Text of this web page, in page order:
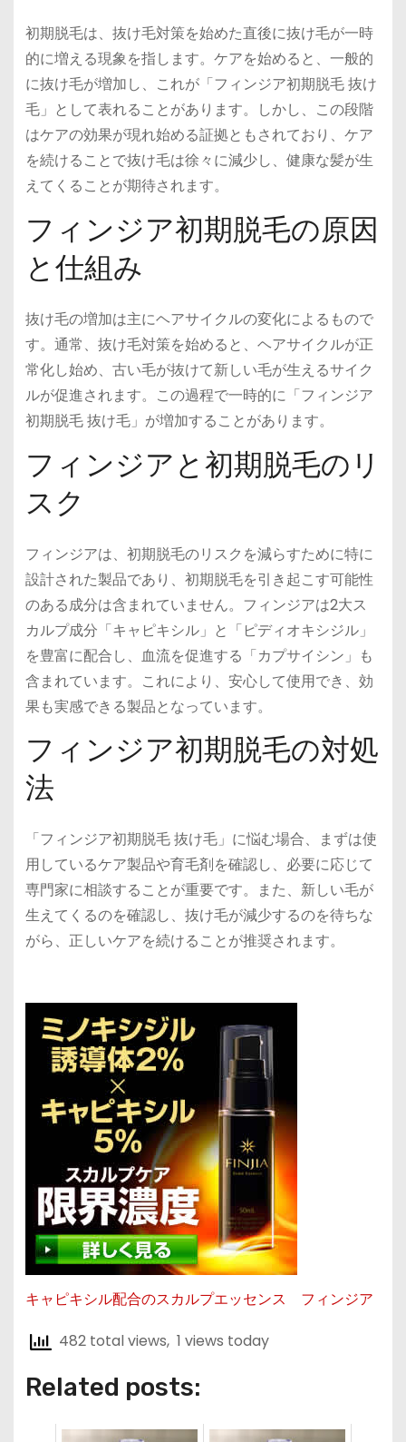
初期脱毛は、抜け毛対策を始めた直後に抜け毛が一時
的に増える現象を指します。ケアを始めると、一般的
に抜け毛が増加し、これが「フィンジア初期脱毛 抜け
毛」として表れることがあります。しかし、この段階
はケアの効果が現れ始める証拠ともされており、ケア
を続けることで抜け毛は徐々に減少し、健康な髪が生
えてくることが期待されます。
フィンジア初期脱毛の原因
と仕組み
抜け毛の増加は主にヘアサイクルの変化によるもので
す。通常、抜け毛対策を始めると、ヘアサイクルが正
常化し始め、古い毛が抜けて新しい毛が生えるサイク
ルが促進されます。この過程で一時的に「フィンジア
初期脱毛 抜け毛」が増加することがあります。
フィンジアと初期脱毛のリ
スク
フィンジアは、初期脱毛のリスクを減らすために特に
設計された製品であり、初期脱毛を引き起こす可能性
のある成分は含まれていません。フィンジアは2大ス
カルプ成分「キャピキシル」と「ピディオキシジル」
を豊富に配合し、血流を促進する「カプサイシン」も
含まれています。これにより、安心して使用でき、効
果も実感できる製品となっています。
フィンジア初期脱毛の対処
法
「フィンジア初期脱毛 抜け毛」に悩む場合、まずは使
用しているケア製品や育毛剤を確認し、必要に応じて
専門家に相談することが重要です。また、新しい毛が
生えてくるのを確認し、抜け毛が減少するのを待ちな
がら、正しいケアを続けることが推奨されます。
キャピキシル配合のスカルプエッセンス フィンジア
482 total views, 1 views today
Related posts: